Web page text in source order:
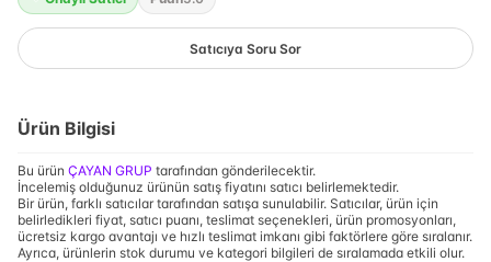
Satıcıya Soru Sor
Ürün Bilgisi
Bu ürün ÇAYAN GRUP tarafından gönderilecektir.
İncelemiş olduğunuz ürünün satış fiyatını satıcı belirlemektedir.
Bir ürün, farklı satıcılar tarafından satışa sunulabilir. Satıcılar, ürün için
belirledikleri fiyat, satıcı puanı, teslimat seçenekleri, ürün promosyonları,
ücretsiz kargo avantajı ve hızlı teslimat imkanı gibi faktörlere göre sıralanır.
Ayrıca, ürünlerin stok durumu ve kategori bilgileri de sıralamada etkili olur.